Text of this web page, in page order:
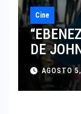
Cine
DE
TRAS
AGOSTO